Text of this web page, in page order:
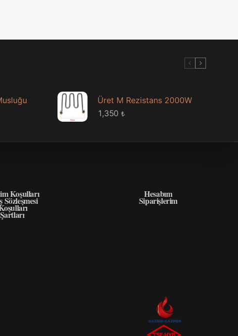
Üret M Rezistans 2000W
1,350 ₺
Koşulları
Sözleşmesi
Hesabım
Siparişlerim